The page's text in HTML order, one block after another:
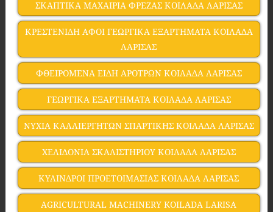
ΣΚΑΠΤΙΚΑ ΜΑΧΑΙΡΙΑ ΦΡΕΖΑΣ ΚΟΙΛΑΔΑ ΛΑΡΙΣΑΣ
ΚΡΕΣΤΕΝΙΔΗ ΑΦΟΙ ΓΕΩΡΓΙΚΑ ΕΞΑΡΤΗΜΑΤΑ ΚΟΙΛΑΔΑ
ΛΑΡΙΣΑΣ
ΦΘΕΙΡΟΜΕΝΑ ΕΙΔΗ ΑΡΟΤΡΩΝ ΚΟΙΛΑΔΑ ΛΑΡΙΣΑΣ
ΓΕΩΡΓΙΚΑ ΕΞΑΡΤΗΜΑΤΑ ΚΟΙΛΑΔΑ ΛΑΡΙΣΑΣ
ΝΥΧΙΑ ΚΑΛΛΙΕΡΓΗΤΩΝ ΣΠΑΡΤΙΚΗΣ ΚΟΙΛΑΔΑ ΛΑΡΙΣΑΣ
ΧΕΛΙΔΟΝΙΑ ΣΚΑΛΙΣΤΗΡΙΟΥ ΚΟΙΛΑΔΑ ΛΑΡΙΣΑΣ
ΚΥΛΙΝΔΡΟΙ ΠΡΟΕΤΟΙΜΑΣΙΑΣ ΚΟΙΛΑΔΑ ΛΑΡΙΣΑΣ
AGRICULTURAL MACHINERY KOILADA LARISA